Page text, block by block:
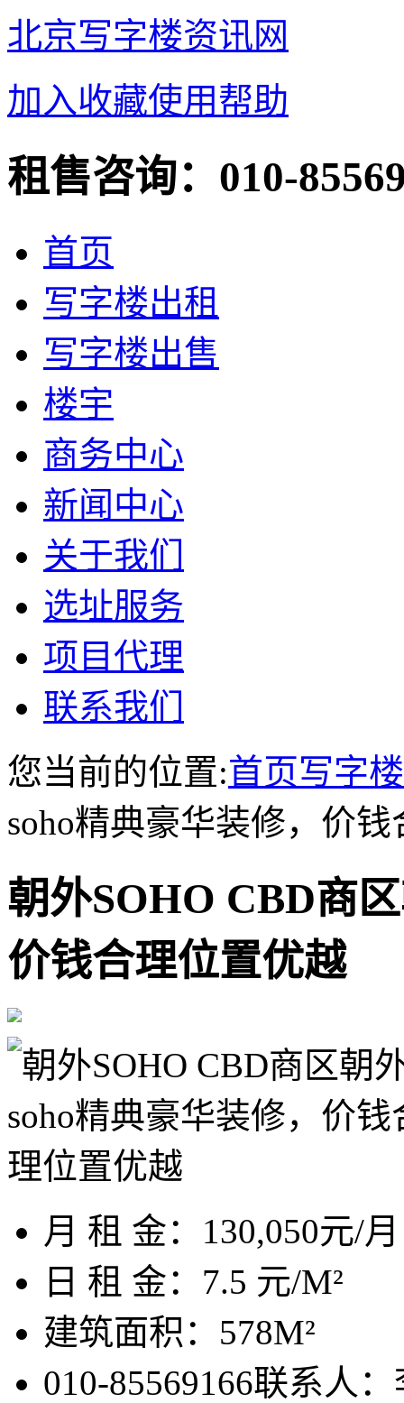
北京写字楼资讯网
加入收藏使用帮助
租售咨询： 010-
首页
写字楼出租
写字楼出售
楼宇
商务中心
新闻中心
关于我们
选址服务
项目代理
联系我们
您当前的位置:首页写字
soho精典豪华装修，价
朝外SOHO CBD商
价钱合理位置优越
月 租 金： 130,050元/月
日 租 金： 7.5 元/M²
建筑面积： 578M²
010-85569166联系人：